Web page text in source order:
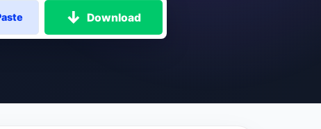
Download